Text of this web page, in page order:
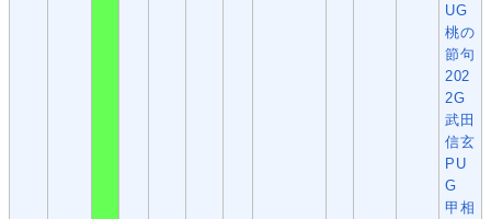
UG
桃の
節句
202
2G
武田
信玄
PU
G
甲相